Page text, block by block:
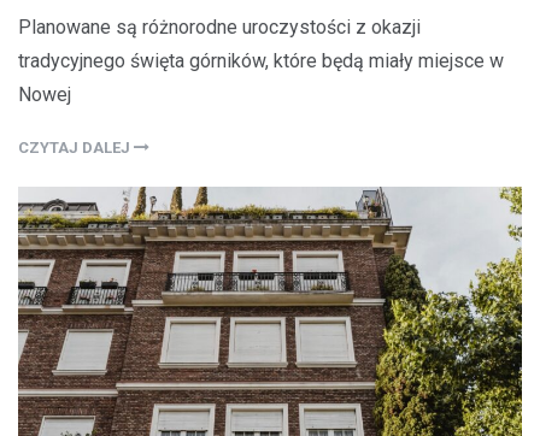
Planowane są różnorodne uroczystości z okazji
tradycyjnego święta górników, które będą miały miejsce w
Nowej
CZYTAJ DALEJ